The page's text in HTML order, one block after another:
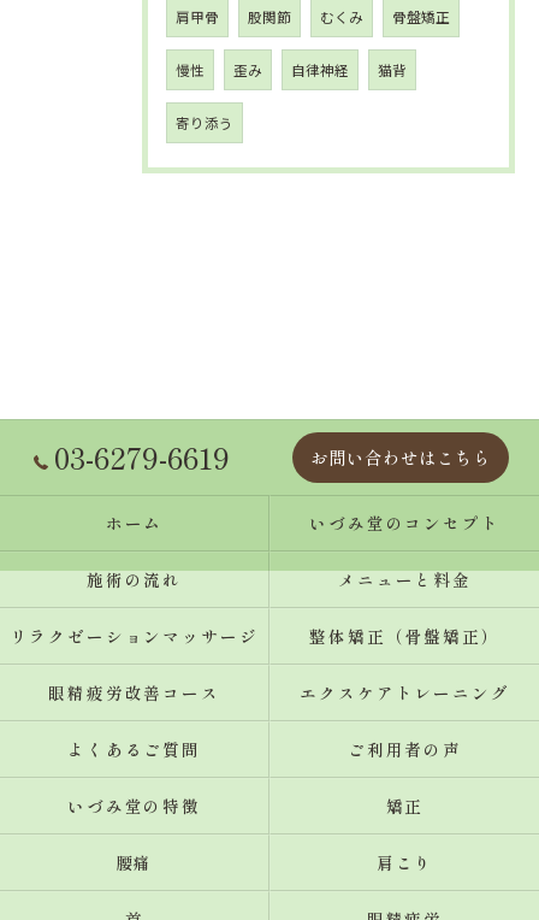
肩甲骨 股関節 むくみ 骨盤矯正
慢性 歪み 自律神経 猫背
寄り添う
03-6279-6619 お問い合わせはこちら
ホーム いづみ堂のコンセプト
施術の流れ メニューと料金
リラクゼーションマッサージ 整体矯正（骨盤矯正）
眼精疲労改善コース エクスケアトレーニング
よくあるご質問 ご利用者の声
いづみ堂の特徴 矯正
腰痛 肩こり